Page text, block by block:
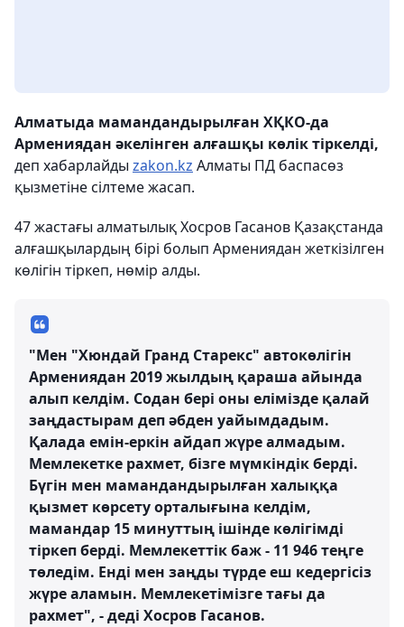
Алматыда мамандандырылған ХҚКО-да
Армениядан әкелінген алғашқы көлік тіркелді,
деп хабарлайды zakon.kz Алматы ПД баспасөз
қызметіне сілтеме жасап.
47 жастағы алматылық Хосров Гасанов Қазақстанда
алғашқылардың бірі болып Армениядан жеткізілген
көлігін тіркеп, нөмір алды.
"Мен "Хюндай Гранд Старекс" автокөлігін
Армениядан 2019 жылдың қараша айында
алып келдім. Содан бері оны елімізде қалай
заңдастырам деп әбден уайымдадым.
Қалада емін-еркін айдап жүре алмадым.
Мемлекетке рахмет, бізге мүмкіндік берді.
Бүгін мен мамандандырылған халыққа
қызмет көрсету орталығына келдім,
мамандар 15 минуттың ішінде көлігімді
тіркеп берді. Мемлекеттік баж - 11 946 теңге
төледім. Енді мен заңды түрде еш кедергісіз
жүре аламын. Мемлекетімізге тағы да
рахмет", - деді Хосров Гасанов.